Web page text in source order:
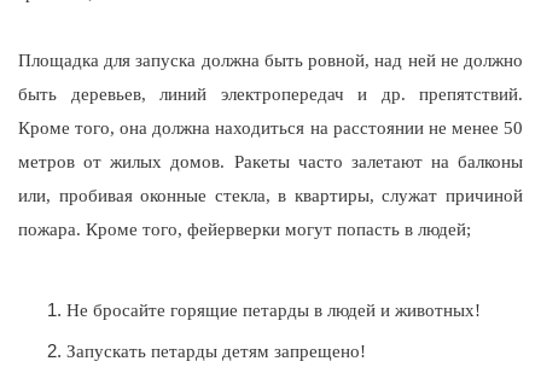
Площадка для запуска должна быть ровной, над ней не должно
быть деревьев, линий электропередач и др. препятствий.
Кроме того, она должна находиться на расстоянии не менее 50
метров от жилых домов. Ракеты часто залетают на балконы
или, пробивая оконные стекла, в квартиры, служат причиной
пожара. Кроме того, фейерверки могут попасть в людей;
Не бросайте горящие петарды в людей и животных!
Запускать петарды детям запрещено!